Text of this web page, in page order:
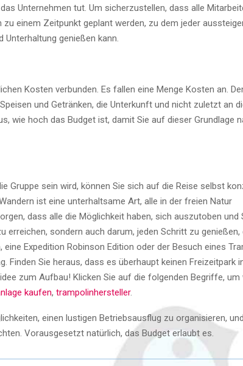
Unternehmen tut. Um sicherzustellen, dass alle
einem Zeitpunkt geplant werden, zu dem jeder
Unterhaltung genießen kann.
Kosten verbunden. Es fallen eine Menge Kosten an.
und Getränken, die Unterkunft und nicht zuletzt an
wie hoch das Budget ist, damit Sie auf dieser Grundlage
Gruppe sein wird, können Sie sich auf die Reise selbst
ist eine unterhaltsame Art, alle in der freien Natur
dass alle die Möglichkeit haben, sich auszutoben und
erreichen, sondern auch darum, jeden Schritt zu genießen,
Expedition Robinson Edition oder der Besuch eines
Finden Sie heraus, dass es überhaupt keinen Freizeitpark
zum Aufbau! Klicken Sie auf die folgenden Begriffe, um
kaufen, trampolinhersteller.
einen lustigen Betriebsausflug zu organisieren,
Vorausgesetzt natürlich, das Budget erlaubt es.